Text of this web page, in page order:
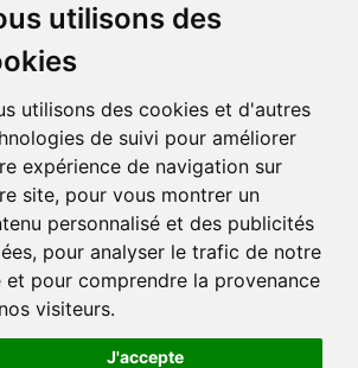
utilisons des
utilisons des cookies et d'autres
de suivi pour améliorer
expérience de navigation sur
site, pour vous montrer un
personnalisé et des publicités
pour analyser le trafic de notre
et pour comprendre la provenance
visiteurs.
J'accepte
Paiement sécurisé
Suivez-nous sur